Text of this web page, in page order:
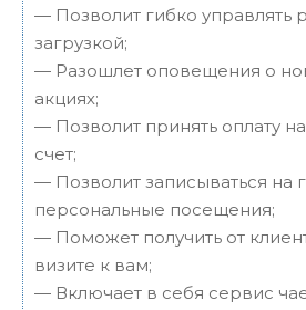
— Позволит гибко управлять
загрузкой;
— Разошлет оповещения о
акциях;
— Позволит принять оплату
счет;
— Позволит записываться на
персональные посещения;
— Поможет получить от
визите к вам;
— Включает в себя сервис